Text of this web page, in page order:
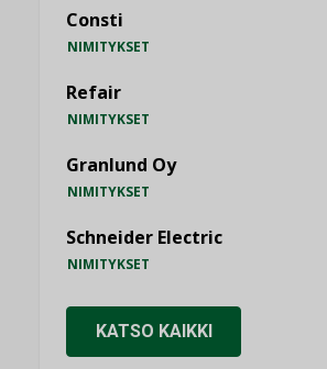
Consti
NIMITYKSET
Refair
NIMITYKSET
Granlund Oy
NIMITYKSET
Schneider Electric
NIMITYKSET
KATSO KAIKKI